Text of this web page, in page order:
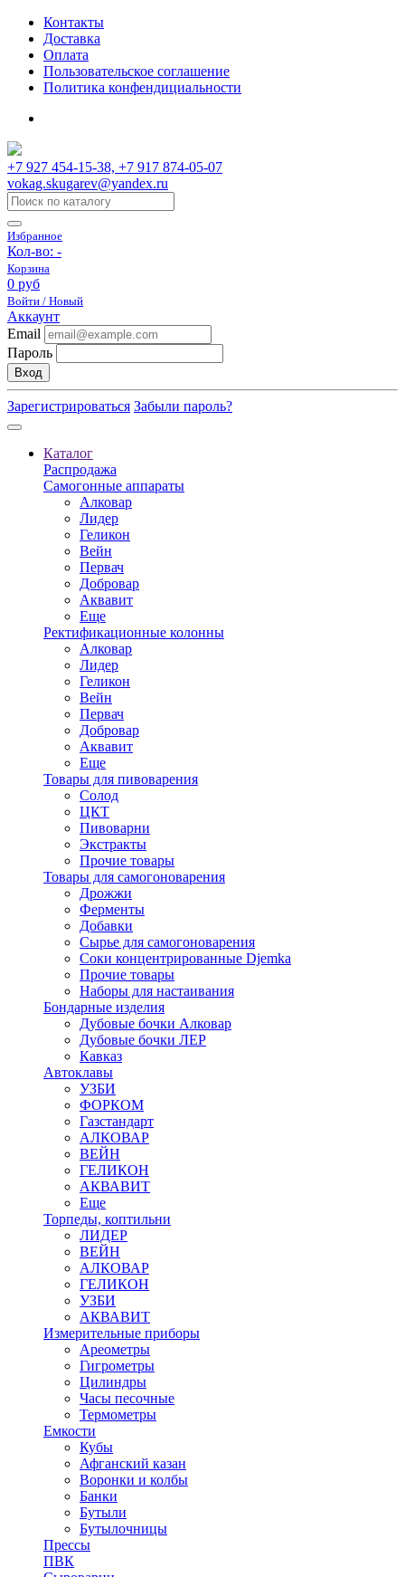
Контакты
Доставка
Оплата
Пользовательское соглашение
Политика конфендициальности
+7 927 454-15-38, +7 917 874-05-07
vokag.skugarev@yandex.ru
Избранное
Кол-во: -
Корзина
0 руб
Войти / Новый
Аккаунт
Email
Пароль
Вход
Зарегистрироваться Забыли пароль?
Каталог
Распродажа
Самогонные аппараты
Алковар
Лидер
Геликон
Вейн
Первач
Добровар
Аквавит
Еще
Ректификационные колонны
Алковар
Лидер
Геликон
Вейн
Первач
Добровар
Аквавит
Еще
Товары для пивоварения
Солод
ЦКТ
Пивоварни
Экстракты
Прочие товары
Товары для самогоноварения
Дрожжи
Ферменты
Добавки
Сырье для самогоноварения
Соки концентрированные Djemka
Прочие товары
Наборы для настаивания
Бондарные изделия
Дубовые бочки Алковар
Дубовые бочки ЛЕР
Кавказ
Автоклавы
УЗБИ
ФОРКОМ
Газстандарт
АЛКОВАР
ВЕЙН
ГЕЛИКОН
АКВАВИТ
Еще
Торпеды, коптильни
ЛИДЕР
ВЕЙН
АЛКОВАР
ГЕЛИКОН
УЗБИ
АКВАВИТ
Измерительные приборы
Ареометры
Гигрометры
Цилиндры
Часы песочные
Термометры
Емкости
Кубы
Афганский казан
Воронки и колбы
Банки
Бутыли
Бутылочницы
Прессы
ПВК